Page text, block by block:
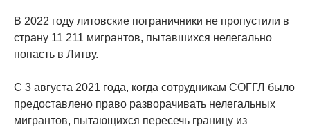
В 2022 году литовские пограничники не пропустили в
страну 11 211 мигрантов, пытавшихся нелегально
попасть в Литву.
С 3 августа 2021 года, когда сотрудникам СОГГЛ было
предоставлено право разворачивать нелегальных
мигрантов, пытающихся пересечь границу из